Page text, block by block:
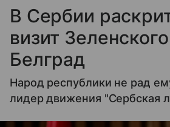
В Сербии
визит
Белград
Народ республики не рад
лидер движения "Сербская